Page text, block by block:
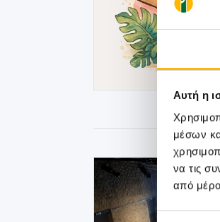
Αυτή η
μέσων
να τις
από